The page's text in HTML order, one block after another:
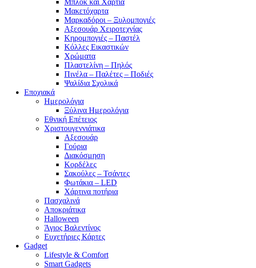
Μακετόχαρτα
Μαρκαδόροι – Ξυλομπογιές
Αξεσουάρ Χειροτεχνίας
Κηρομπογιές – Παστέλ
Κόλλες Εικαστικών
Χρώματα
Πλαστελίνη – Πηλός
Πινέλα – Παλέτες – Ποδιές
Ψαλίδια Σχολικά
Εποχιακά
Ημερολόγια
Ξύλινα Ημερολόγια
Εθνική Επέτειος
Χριστουγεννιάτικα
Αξεσουάρ
Γούρια
Διακόσμηση
Κορδέλες
Σακούλες – Τσάντες
Φωτάκια – LED
Χάρτινα ποτήρια
Πασχαλινά
Αποκριάτικα
Halloween
Άγιος Βαλεντίνος
Ευχετήριες Κάρτες
Gadget
Lifestyle & Comfort
Smart Gadgets